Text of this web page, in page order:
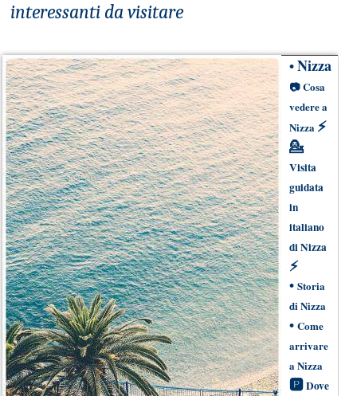
interessanti da visitare
•Nizza
📷 Cosa
vedere a
Nizza ⚡
💁
Visita
guidata
in
italiano
di Nizza
⚡
• Storia
di Nizza
• Come
arrivare
a Nizza
🅿 Dove